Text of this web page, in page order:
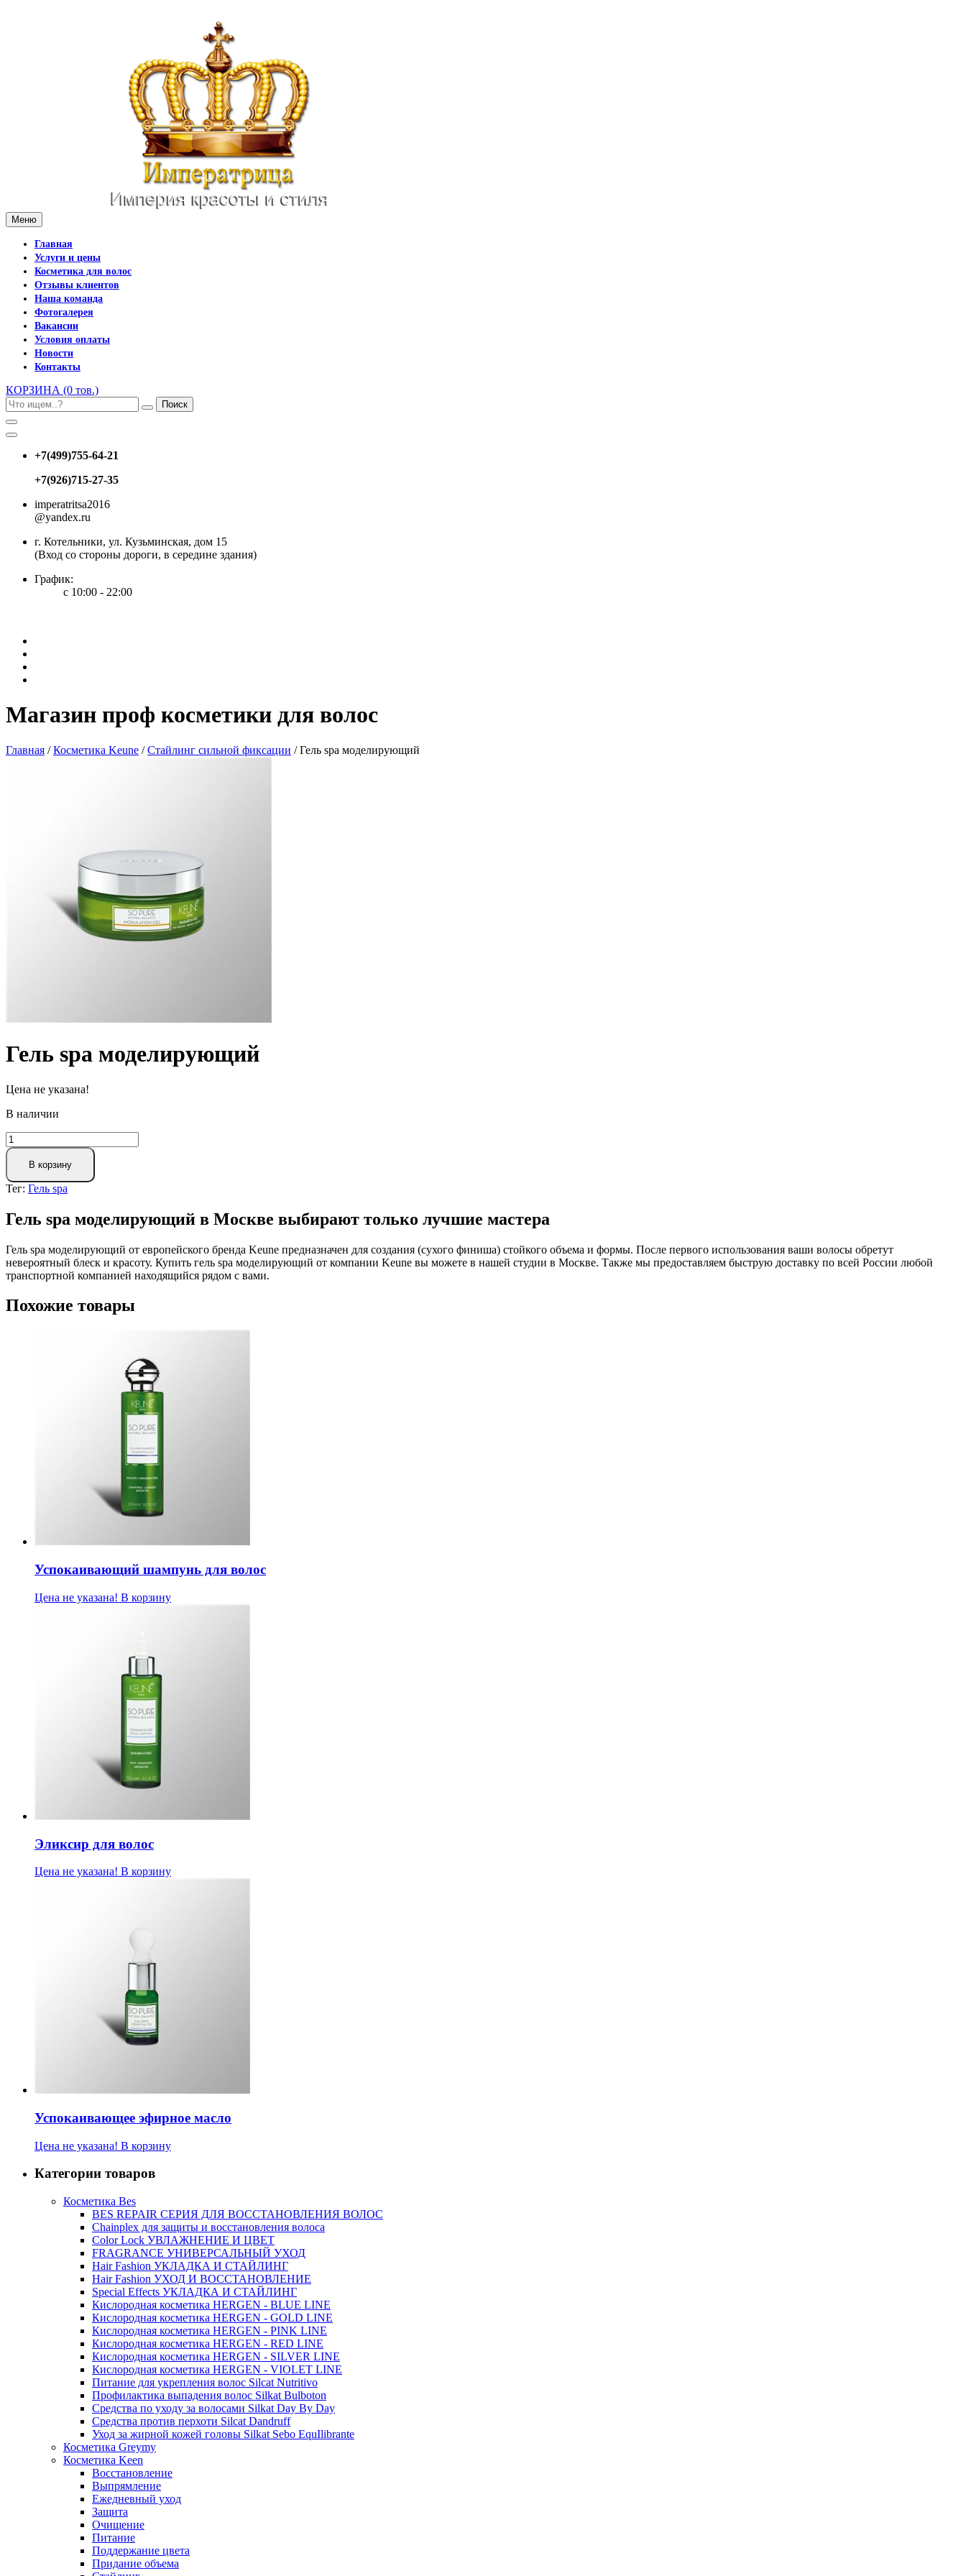
Меню
Главная
Услуги и цены
Косметика для волос
Отзывы клиентов
Наша команда
Фотогалерея
Вакансии
Условия оплаты
Новости
Контакты
КОРЗИНА (0 тов.)
Поиск
+7(499)755-64-21
+7(926)715-27-35
imperatritsa2016
@yandex.ru
г. Котельники, ул. Кузьминская, дом 15
(Вход со стороны дороги, в середине здания)
График:
с 10:00 - 22:00
Магазин проф косметики для волос
Главная /Косметика Keune /Стайлинг сильной фиксации / Гель spa моделирующий
Гель spa моделирующий
Цена не указана!
В наличии
В корзину
Тег: Гель spa
Гель spa моделирующий в Москве выбирают только лучшие мастера
Гель spa моделирующий от европейского бренда Keune предназначен для создания (сухого финиша) стойкого объема и формы. После первого использования ваши волосы обретут
невероятный блеск и красоту. Купить гель spa моделирующий от компании Keune вы можете в нашей студии в Москве. Также мы предоставляем быструю доставку по всей России любой
транспортной компанией находящийся рядом с вами.
Похожие товары
Успокаивающий шампунь для волос
Цена не указана! В корзину
Эликсир для волос
Цена не указана! В корзину
Успокаивающее эфирное масло
Цена не указана! В корзину
Категории товаров
Косметика Bes
BES REPAIR СЕРИЯ ДЛЯ ВОССТАНОВЛЕНИЯ ВОЛОС
Chainplex для защиты и восстановления волоса
Color Lock УВЛАЖНЕНИЕ И ЦВЕТ
FRAGRANCE УНИВЕРСАЛЬНЫЙ УХОД
Hair Fashion УКЛАДКА И СТАЙЛИНГ
Hair Fashion УХОД И ВОССТАНОВЛЕНИЕ
Special Effects УКЛАДКА И СТАЙЛИНГ
Кислородная косметика HERGEN - BLUE LINE
Кислородная косметика HERGEN - GOLD LINE
Кислородная косметика HERGEN - PINK LINE
Кислородная косметика HERGEN - RED LINE
Кислородная косметика HERGEN - SILVER LINE
Кислородная косметика HERGEN - VIOLET LINE
Питание для укрепления волос Silcat Nutritivo
Профилактика выпадения волос Silkat Bulboton
Средства по уходу за волосами Silkat Day By Day
Средства против перхоти Silcat Dandruff
Уход за жирной кожей головы Silkat Sebo EquIlibrante
Косметика Greymy
Косметика Keen
Восстановление
Выпрямление
Ежедневный уход
Защита
Очищение
Питание
Поддержание цвета
Придание объема